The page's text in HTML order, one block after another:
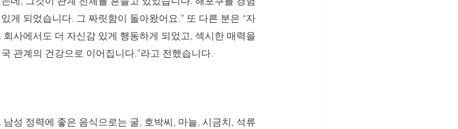
게 되었습니다. 그 짜릿함이 돌아왔어요.” 또 다른 분은 “자
사에서도 더 자신감 있게 행동하게 되었고, 섹시한 매력을
관계의 건강으로 이어집니다.”라고 전했습니다.
성 정력에 좋은 음식으로는 굴, 호박씨, 마늘, 시금치, 석류